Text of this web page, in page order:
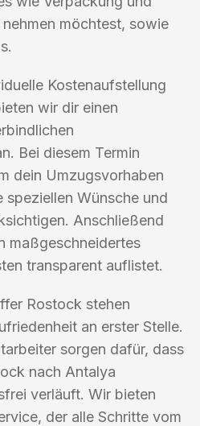
möchtest, sowie
Kostenaufstellung
wir dir einen
Bei diesem Termin
dein Umzugsvorhaben
speziellen Wünsche und
Anschließend
maßgeschneidertes
transparent auflistet.
Rostock stehen
an erster Stelle.
sorgen dafür, dass
nach Antalya
verläuft. Wir bieten
der alle Schritte vom